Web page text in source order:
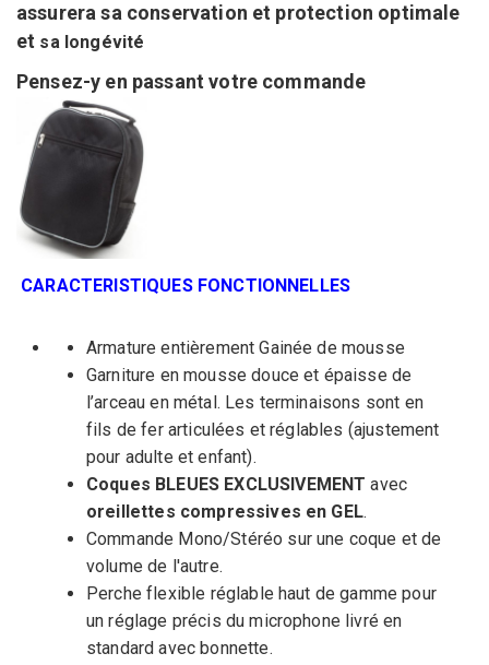
assurera sa conservation et protection optimale
et sa longévité
Pensez-y en passant votre commande
CARACTERISTIQUES FONCTIONNELLES
Armature entièrement Gainée de mousse
Garniture en mousse douce et épaisse de
l’arceau en métal. Les terminaisons sont en
fils de fer articulées et réglables (ajustement
pour adulte et enfant).
Coques BLEUES EXCLUSIVEMENT avec
oreillettes compressives en GEL.
Commande Mono/Stéréo sur une coque et de
volume de l'autre.
Perche flexible réglable haut de gamme pour
un réglage précis du microphone livré en
standard avec bonnette.